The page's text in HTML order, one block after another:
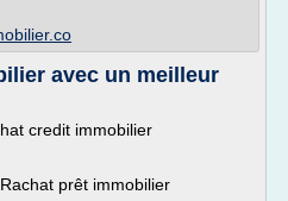
avec un meilleur
credit immobilier
prêt immobilier